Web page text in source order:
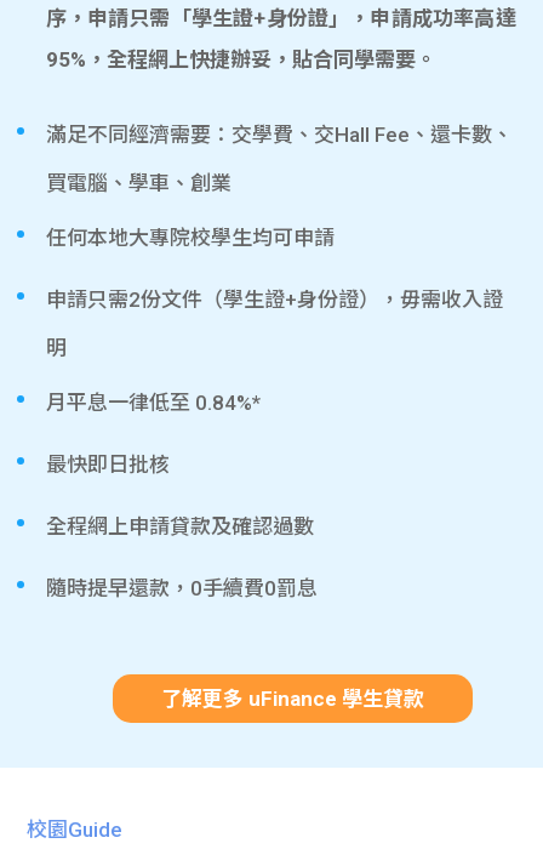
序，申請只需「學生證+身份證」，申請成功率高達
95%，全程網上快捷辦妥，貼合同學需要。
滿足不同經濟需要：交學費、交Hall Fee、還卡數、
買電腦、學車、創業
任何本地大專院校學生均可申請
申請只需2份文件（學生證+身份證），毋需收入證
明
月平息一律低至 0.84%*
最快即日批核
全程網上申請貸款及確認過數
隨時提早還款，0手續費0罰息
了解更多 uFinance 學生貸款
校園Guide